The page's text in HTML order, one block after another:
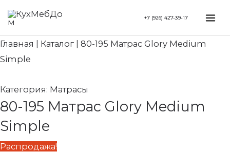
Перейти
содержимому
+7 (926) 427-39-17
Главная Каталог
80-195 Матрас Glory Medium
Simple
Категория: Матрасы
80-195 Матрас Glory Medium
Simple
Распродажа!
Первоначальная
составляла
33
Search...